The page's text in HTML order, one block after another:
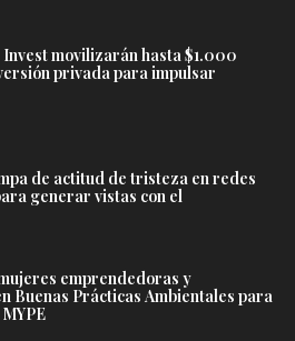
Invest movilizarán hasta $1.000
privada para impulsar
de actitud de tristeza en redes
generar vistas con el
mujeres emprendedoras y
Buenas Prácticas Ambientales para